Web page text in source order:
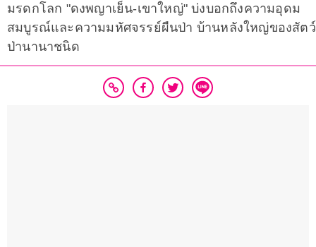
มรดกโลก "ดงพญาเย็น-เขาใหญ่" บ่งบอกถึงความอุดม
สมบูรณ์และความมหัศจรรย์ผืนป่า บ้านหลังใหญ่ของสัตว์
ป่านานาชนิด